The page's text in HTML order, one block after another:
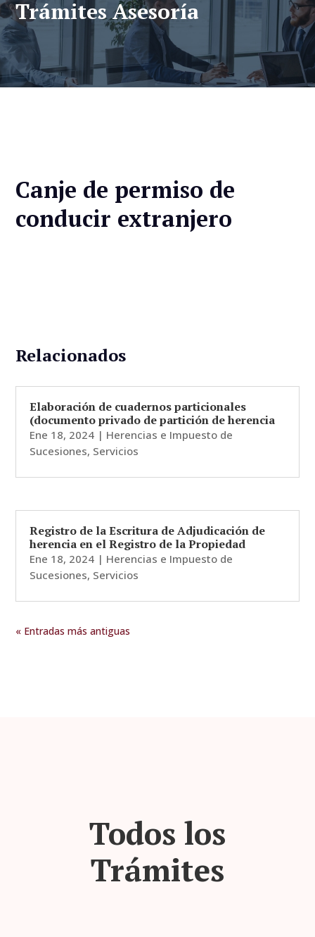
Trámites Asesoría
Canje de permiso de
conducir extranjero
Relacionados
Elaboración de cuadernos particionales
(documento privado de partición de herencia
Ene 18, 2024 | Herencias e Impuesto de
Sucesiones, Servicios
Registro de la Escritura de Adjudicación de
herencia en el Registro de la Propiedad
Ene 18, 2024 | Herencias e Impuesto de
Sucesiones, Servicios
« Entradas más antiguas
Todos los
Trámites